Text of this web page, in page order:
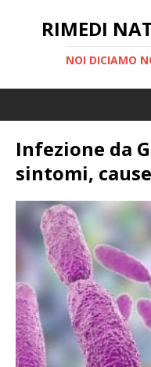
RIMEDI
NOI DICIAMO
Infezione da
sintomi,